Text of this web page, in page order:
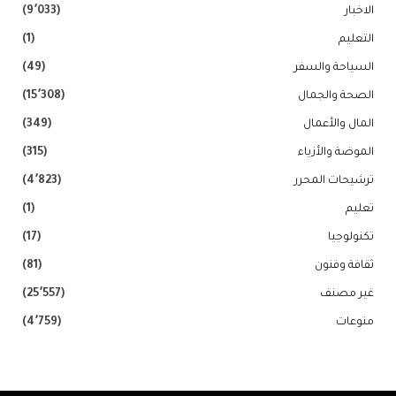
الاخبار (9٬033)
التعليم (1)
السياحة والسفر (49)
الصحة والجمال (15٬308)
المال والأعمال (349)
الموضة والأزياء (315)
ترشيحات المحرر (4٬823)
تعليم (1)
تكنولوجيا (17)
ثقافة وفنون (81)
غير مصنف (25٬557)
منوعات (4٬759)